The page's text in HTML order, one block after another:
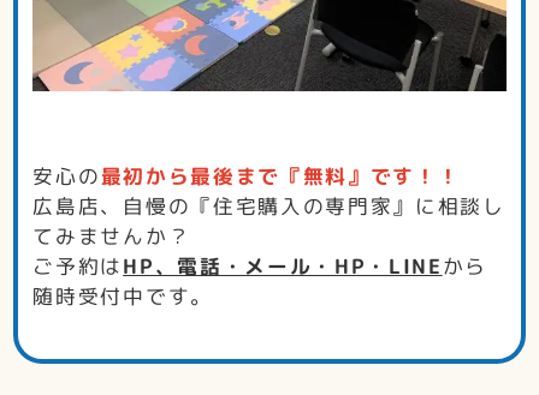
安心の最初から最後まで『無料』です！！
広島店、自慢の『住宅購入の専門家』に相談し
てみませんか？
ご予約はHP、電話・メール・HP・LINEから
随時受付中です。